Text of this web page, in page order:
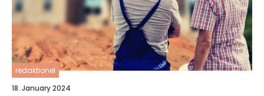
redaktionel
18. January 2024